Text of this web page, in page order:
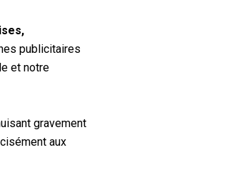
publicitaires
et notre
gravement
aux